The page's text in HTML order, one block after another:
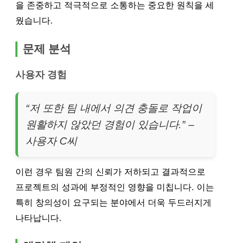
을 존중하고 적극적으로 소통하는 중요한 원칙을 세
웠습니다.
문제 분석
사용자 경험
“저 또한 팀 내에서 의견 충돌로 작업이
원활하지 않았던 경험이 있습니다.” –
사용자 C씨
이런 경우 팀원 간의 신뢰가 저하되고 결과적으로
프로젝트의 성과에 부정적인 영향을 미칩니다. 이는
특히 창의성이 요구되는 분야에서 더욱 두드러지게
나타납니다.